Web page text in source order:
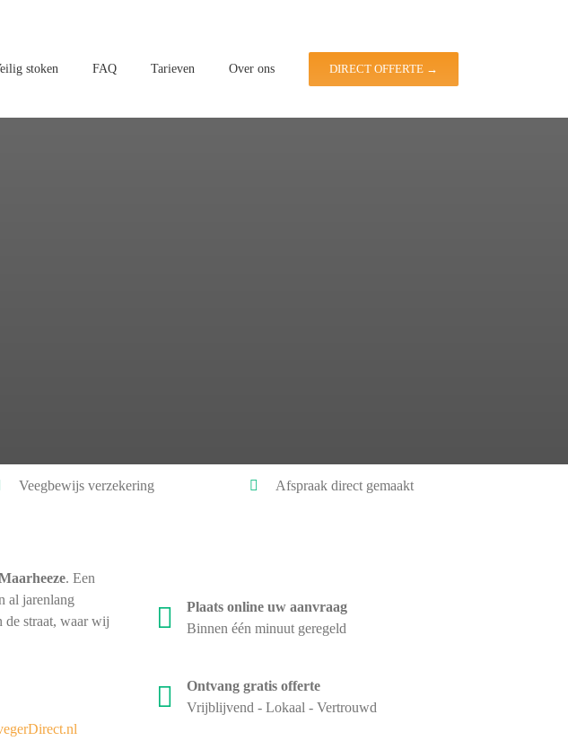
stoken FAQ Tarieven Over ons DIRECT OFFERTE →
Veegbewijs verzekering Afspraak direct gemaakt
. Een
al jarenlang
straat, waar wij
Plaats online uw aanvraag
Binnen één minuut geregeld
Ontvang gratis offerte
Vrijblijvend - Lokaal - Vertrouwd